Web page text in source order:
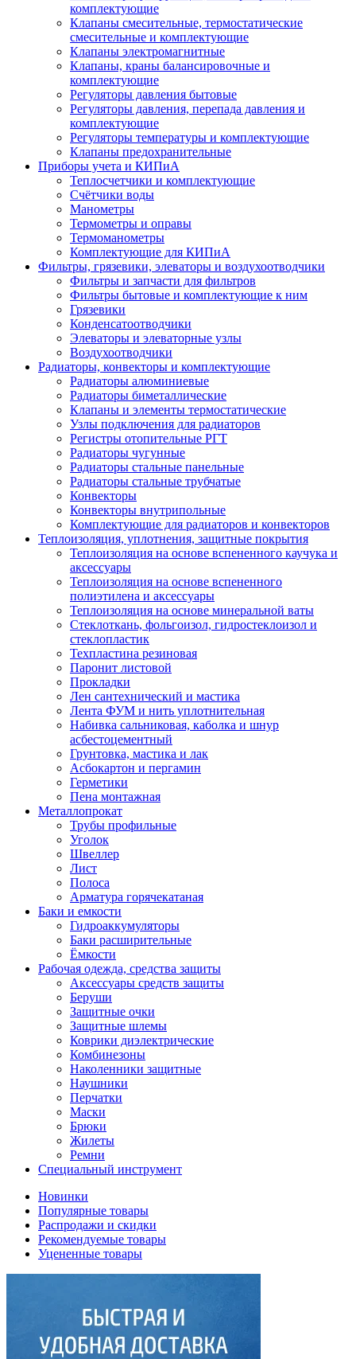
комплектующие
Клапаны смесительные, термостатические
смесительные и комплектующие
Клапаны электромагнитные
Клапаны, краны балансировочные и
комплектующие
Регуляторы давления бытовые
Регуляторы давления, перепада давления и
комплектующие
Регуляторы температуры и комплектующие
Клапаны предохранительные
Приборы учета и КИПиА
Теплосчетчики и комплектующие
Счётчики воды
Манометры
Термометры и оправы
Термоманометры
Комплектующие для КИПиА
Фильтры, грязевики, элеваторы и воздухоотводчики
Фильтры и запчасти для фильтров
Фильтры бытовые и комплектующие к ним
Грязевики
Конденсатоотводчики
Элеваторы и элеваторные узлы
Воздухоотводчики
Радиаторы, конвекторы и комплектующие
Радиаторы алюминиевые
Радиаторы биметаллические
Клапаны и элементы термостатические
Узлы подключения для радиаторов
Регистры отопительные РГТ
Радиаторы чугунные
Радиаторы стальные панельные
Радиаторы стальные трубчатые
Конвекторы
Конвекторы внутрипольные
Комплектующие для радиаторов и конвекторов
Теплоизоляция, уплотнения, защитные покрытия
Теплоизоляция на основе вспененного каучука и
аксессуары
Теплоизоляция на основе вспененного
полиэтилена и аксессуары
Теплоизоляция на основе минеральной ваты
Стеклоткань, фольгоизол, гидростеклоизол и
стеклопластик
Техпластина резиновая
Паронит листовой
Прокладки
Лен сантехнический и мастика
Лента ФУМ и нить уплотнительная
Набивка сальниковая, каболка и шнур
асбестоцементный
Грунтовка, мастика и лак
Асбокартон и пергамин
Герметики
Пена монтажная
Металлопрокат
Трубы профильные
Уголок
Швеллер
Лист
Полоса
Арматура горячекатаная
Баки и емкости
Гидроаккумуляторы
Баки расширительные
Ёмкости
Рабочая одежда, средства защиты
Аксессуары средств защиты
Беруши
Защитные очки
Защитные шлемы
Коврики диэлектрические
Комбинезоны
Наколенники защитные
Наушники
Перчатки
Маски
Брюки
Жилеты
Ремни
Специальный инструмент
Новинки
Популярные товары
Распродажи и скидки
Рекомендуемые товары
Уцененные товары